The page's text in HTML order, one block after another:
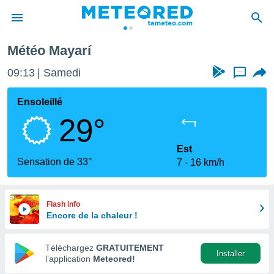
de
en
Météo Mayarí
09:13 Samedi ...
Ensoleillé
29°
Sensation de 33°
Est
7
16 km/h
Flash info
Encore de la chaleur !
Téléchargez GRATUITEMENT
l’application Meteored!
Installer